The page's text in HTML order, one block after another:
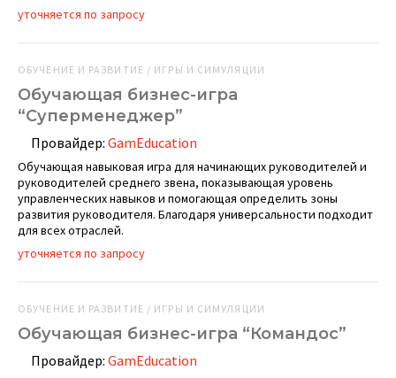
уточняется по запросу
ОБУЧЕНИЕ И РАЗВИТИЕ / ИГРЫ И СИМУЛЯЦИИ
Обучающая бизнес-игра
“Суперменеджер”
Провайдер: GamEducation
Обучающая навыковая игра для начинающих руководителей и
руководителей среднего звена, показывающая уровень
управленческих навыков и помогающая определить зоны
развития руководителя. Благодаря универсальности подходит
для всех отраслей.
уточняется по запросу
ОБУЧЕНИЕ И РАЗВИТИЕ / ИГРЫ И СИМУЛЯЦИИ
Обучающая бизнес-игра “Командос”
Провайдер: GamEducation